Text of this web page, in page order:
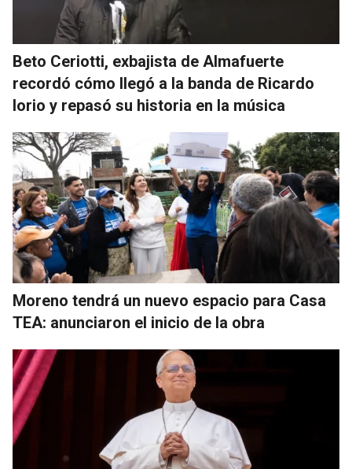
Beto Ceriotti, exbajista de Almafuerte
recordó cómo llegó a la banda de Ricardo
Iorio y repasó su historia en la música
Moreno tendrá un nuevo espacio para Casa
TEA: anunciaron el inicio de la obra